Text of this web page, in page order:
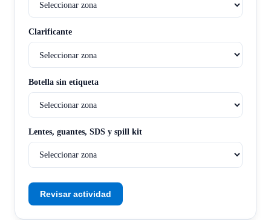
Clarificante
Botella sin etiqueta
Lentes, guantes, SDS y spill kit
Revisar actividad